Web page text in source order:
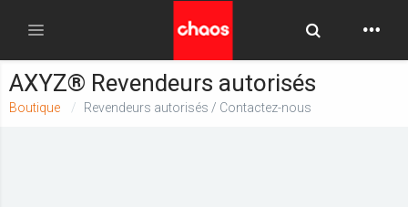
Toggle navigation Toggle
AXYZ® Revendeurs autorisés
Boutique Revendeurs autorisés / Contactez-nous